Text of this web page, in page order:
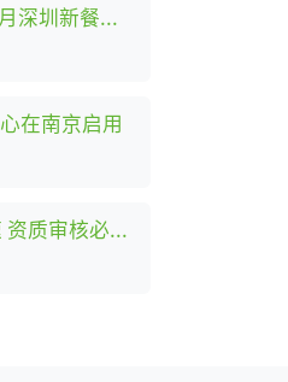
新餐饮驶入行业发展快车道 9月深圳新餐饮博览会盛大起航
在南京启用
公信诚丰：网络餐饮发展迅速 资质审核必须到位